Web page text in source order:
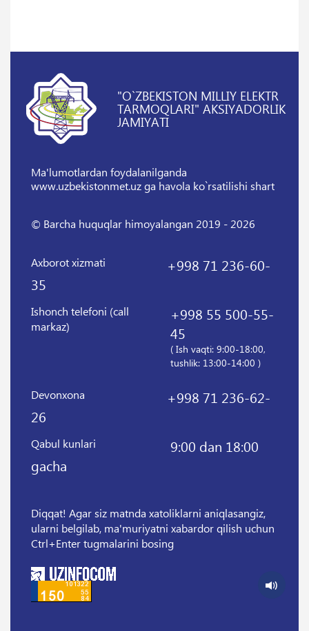
"O`ZBEKISTON MILLIY ELEKTR
TARMOQLARI" AKSIYADORLIK
JAMIYATI
Ma'lumotlardan foydalanilganda
www.uzbekistonmet.uz ga havola ko`rsatilishi shart
© Barcha huquqlar himoyalangan 2019 - 2026
Axborot xizmati
+998 71 236-60-
35
Ishonch telefoni (call
markaz)
+998 55 500-55-
45
( Ish vaqti: 9:00-18:00,
tushlik: 13:00-14:00 )
Devonxona
+998 71 236-62-
26
Qabul kunlari
9:00 dan 18:00
gacha
Diqqat! Agar siz matnda xatoliklarni aniqlasangiz,
ularni belgilab, ma'muriyatni xabardor qilish uchun
Ctrl+Enter tugmalarini bosing